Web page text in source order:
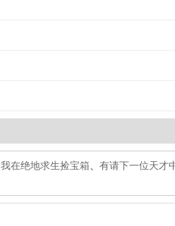
我在绝地求生捡宝箱 有请下一位天才